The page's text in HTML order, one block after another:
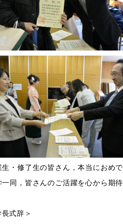
・修了生の皆さん，本当におめで
同，皆さんのご活躍を心から期待
長式辞＞